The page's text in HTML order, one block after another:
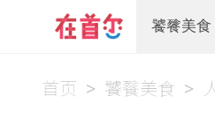
饕餮美食
首页 > 饕餮美食 >